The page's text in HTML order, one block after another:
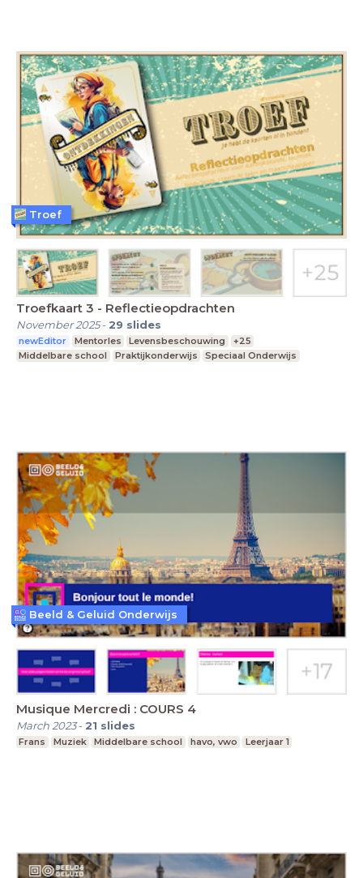
Troefkaart 3 - Reflectieopdrachten
November 2025- 29 slides
newEditor Mentorles Levensbeschouwing
+25
Middelbare school
Praktijkonderwijs Speciaal Onderwijs
Troef
Musique Mercredi : COURS 4
March 2023- 21 slides
Frans Muziek Middelbare school havo, vwo Leerjaar 1
Beeld & Geluid Onderwijs